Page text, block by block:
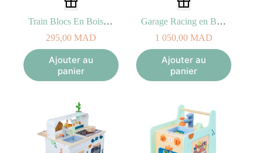
Train Blocs En Bois Jungle Eurekakids
295,00 MAD
Ajouter au
panier
Garage Racing en Bois – Hape 2A+
1 050,00 MAD
Ajouter au
panier